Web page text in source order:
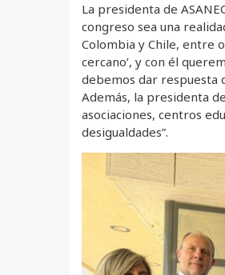
La presidenta de
congreso sea una
Colombia y Chile, entre
cercano’, y con él
debemos dar respuesta
Además, la presidenta
asociaciones, centros
desigualdades”.